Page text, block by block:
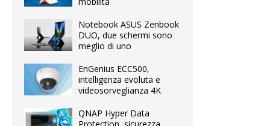
Notebook ASUS Zenbook
DUO, due schermi sono
meglio di uno
EnGenius ECC500,
intelligenza evoluta e
videosorveglianza 4K
QNAP Hyper Data